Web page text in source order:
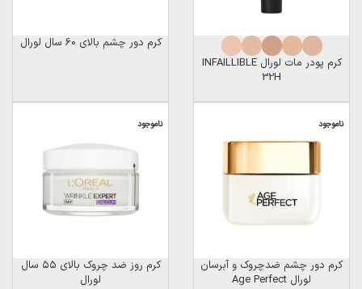
کرم پودر مات لورال INFAILLIBLE
32H
کرم دور چشم بالای 60 سال لورال
ناموجود
کرم دور چشم ضدچروک و آبرسان
لورال Age Perfect
ناموجود
کرم روز ضد چروک بالای ۵۵ سال
لورال